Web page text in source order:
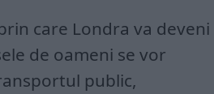
care Londra va deveni
de oameni se vor
public,